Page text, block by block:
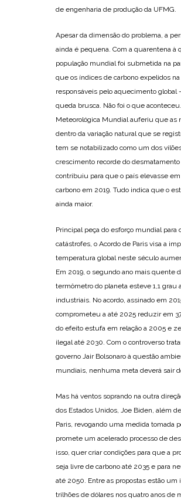
de engenharia de produção da UFMG.
Apesar da dimensão do problema, a
ainda é pequena. Com a quarentena à
população mundial foi submetida na
que os índices de carbono expelidos
responsáveis pelo aquecimento
queda brusca. Não foi o que
Meteorológica Mundial auferiu que as
dentro da variação natural que se
tem se notabilizado como um dos
crescimento recorde do
contribuiu para que o país elevasse
carbono em 2019. Tudo indica que o
ainda maior.
Principal peça do esforço mundial para
catástrofes, o Acordo de Paris visa a
temperatura global neste século
Em 2019, o segundo ano mais quente
termômetro do planeta esteve 1,1 grau
industriais. No acordo, assinado em
comprometeu a até 2025 reduzir em
do efeito estufa em relação a 2005 e
ilegal até 2030. Com o controverso
governo Jair Bolsonaro à questão
mundiais, nenhuma meta deverá sair
Mas há ventos soprando na outra
dos Estados Unidos, Joe Biden, além
Paris, revogando uma medida tomada
promete um acelerado processo de
isso, quer criar condições para que a
seja livre de carbono até 2035 e para
até 2050. Entre as propostas estão um
trilhões de dólares nos quatro anos de